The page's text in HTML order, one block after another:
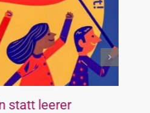
statt leerer